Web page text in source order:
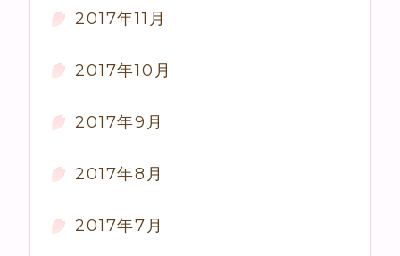
2017年11月
2017年10月
2017年9月
2017年8月
2017年7月